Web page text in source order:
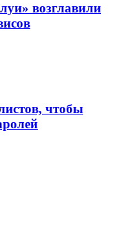
возглавили
чтобы